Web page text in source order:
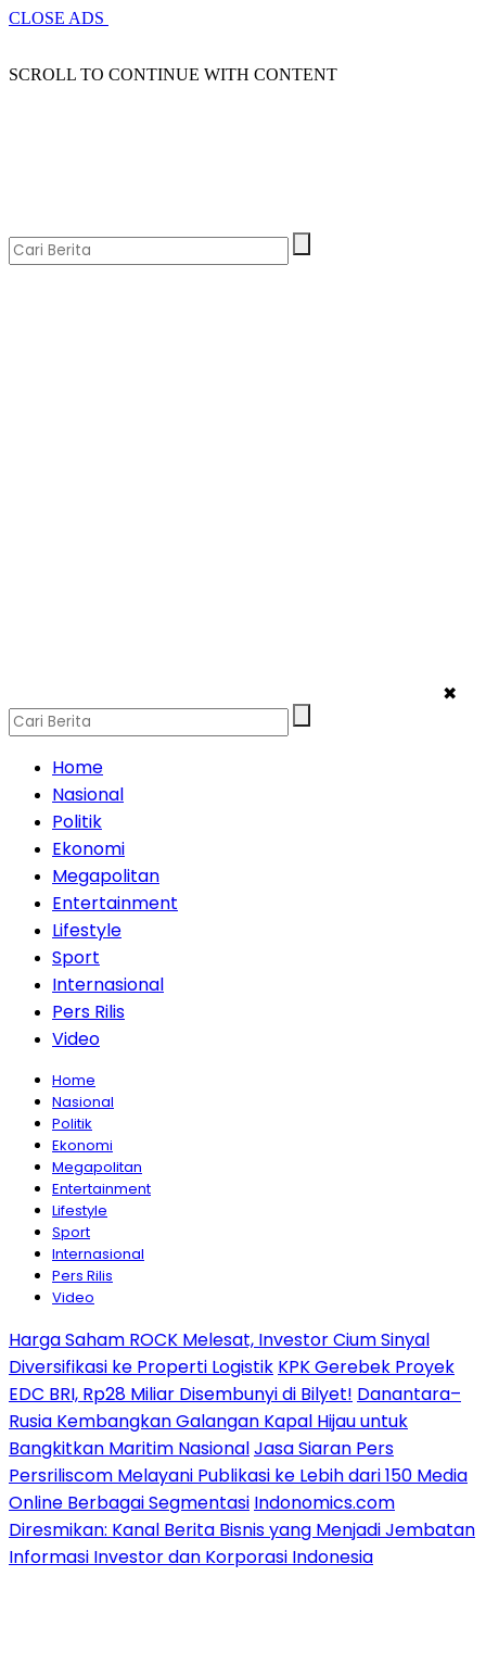
CLOSE ADS
SCROLL TO CONTINUE WITH CONTENT
✖
Home
Nasional
Politik
Ekonomi
Megapolitan
Entertainment
Lifestyle
Sport
Internasional
Pers Rilis
Video
Home
Nasional
Politik
Ekonomi
Megapolitan
Entertainment
Lifestyle
Sport
Internasional
Pers Rilis
Video
Harga Saham ROCK Melesat, Investor Cium Sinyal
Diversifikasi ke Properti Logistik KPK Gerebek Proyek
EDC BRI, Rp28 Miliar Disembunyi di Bilyet! Danantara–
Rusia Kembangkan Galangan Kapal Hijau untuk
Bangkitkan Maritim NasionalJasa Siaran Pers
Persriliscom Melayani Publikasi ke Lebih dari 150 Media
Online Berbagai Segmentasi Indonomics.com
Diresmikan: Kanal Berita Bisnis yang Menjadi Jembatan
Informasi Investor dan Korporasi Indonesia